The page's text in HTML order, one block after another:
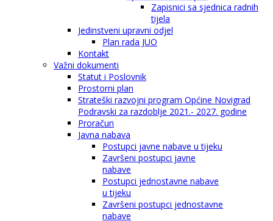
Zapisnici sa sjednica radnih
tijela
Jedinstveni upravni odjel
Plan rada JUO
Kontakt
Važni dokumenti
Statut i Poslovnik
Prostorni plan
Strateški razvojni program Općine Novigrad
Podravski za razdoblje 2021.- 2027. godine
Proračun
Javna nabava
Postupci javne nabave u tijeku
Završeni postupci javne
nabave
Postupci jednostavne nabave
u tijeku
Završeni postupci jednostavne
nabave